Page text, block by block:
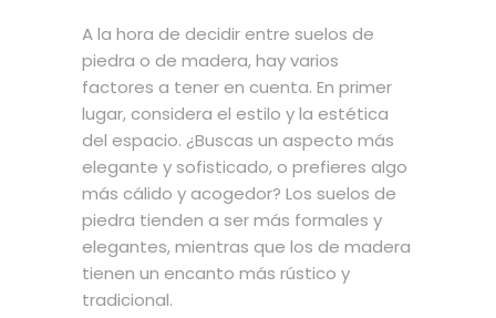
A la hora de decidir entre suelos de
piedra o de madera, hay varios
factores a tener en cuenta. En primer
lugar, considera el estilo y la estética
del espacio. ¿Buscas un aspecto más
elegante y sofisticado, o prefieres algo
más cálido y acogedor? Los suelos de
piedra tienden a ser más formales y
elegantes, mientras que los de madera
tienen un encanto más rústico y
tradicional.